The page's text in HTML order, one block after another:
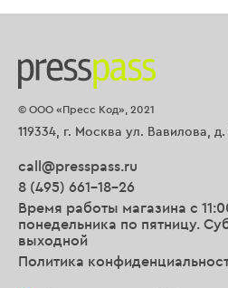
© ООО «Пресс Код», 2021
119334, г. Москва ул. Вавилова,
call@presspass.ru
8 (495) 661-18-26
Время работы магазина с
понедельника по пятницу.
выходной
Политика